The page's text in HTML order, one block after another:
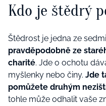
Kdo je štědrý
Štědrost je jedna ze
pravděpodobně ze
charité. Jde o ochotu
myšlenky nebo činy. Jde
pomůžete druhým
tohle může odhalit vaše